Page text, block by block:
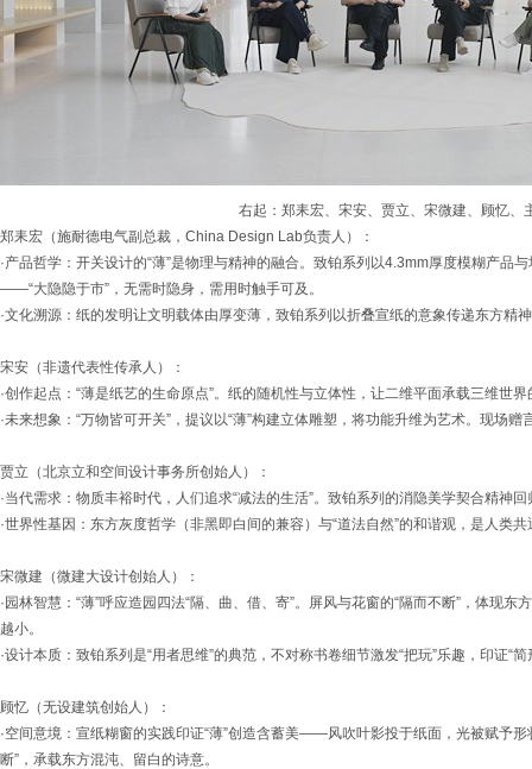
右起：郑耒宏、宋安、贾立、宋微建、顾忆、
郑耒宏（施耐德电气副总裁，China Design Lab负责人）：
·产品哲学：开关设计的“薄”是物理与精神的融合。致铂系列以4.3mm厚度模糊产品
——“大隐隐于市”，无需时隐身，需用时触手可及。
·文化溯源：纸的发明让文明载体由厚变薄，致铂系列以折叠宣纸的意象传递东方精
宋安（非遗代表性传承人）：
·创作起点：“薄是纸艺的生命原点”。纸的随机性与立体性，让二维平面承载三维世
·未来想象：“万物皆可开关”，提议以“薄”构建立体雕塑，将功能升维为艺术。现场赠
贾立（北京立和空间设计事务所创始人）：
·当代需求：物质丰裕时代，人们追求“减法的生活”。致铂系列的消隐美学契合精
·世界性基因：东方灰度哲学（非黑即白间的兼容）与“道法自然”的和谐观，是人类
宋微建（微建大设计创始人）：
·园林智慧：“薄”呼应造园四法“隔、曲、借、寄”。屏风与花窗的“隔而不断”，体现
越小。
·设计本质：致铂系列是“用者思维”的典范，不对称书卷细节激发“把玩”乐趣，印证“
顾忆（无设建筑创始人）：
·空间意境：宣纸糊窗的实践印证“薄”创造含蓄美——风吹叶影投于纸面，光被赋予
断”，承载东方混沌、留白的诗意。